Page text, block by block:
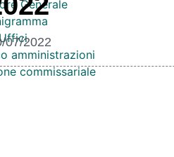
Generale
amministrazioni
commissariale
07/2022